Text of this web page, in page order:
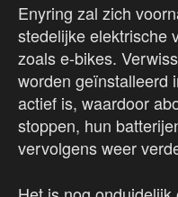
Enyring zal zich
stedelijke elektrische
zoals e-bikes.
worden geïnstalleerd
actief is, waardoor
stoppen, hun
vervolgens weer